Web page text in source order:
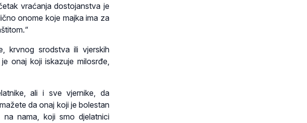
vraćanja dostojanstva je
onome koje majka ima za
krvnog srodstva ili vjerskih
onaj koji iskazuje milosrđe,
ali i sve vjernike, da
da onaj koji je bolestan
nama, koji smo djelatnici